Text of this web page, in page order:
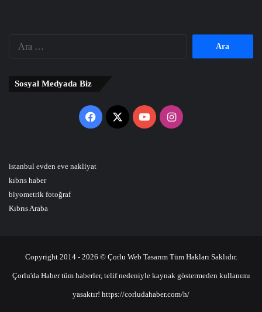
Sosyal Medyada Biz
Facebook
X YouTubeInstagram
istanbul evden eve nakliyat
kıbrıs haber
biyometrik fotoğraf
Kıbrıs Araba
Copyright 2014 - 2026 © Çorlu Web Tasarım Tüm Hakları Saklıdır.
Çorlu'da Haber tüm haberler, telif nedeniyle kaynak göstermeden kullanımı
yasaktır! https://corludahaber.com/h/